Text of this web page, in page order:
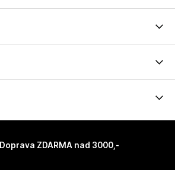
Doprava ZDARMA nad 3000,-